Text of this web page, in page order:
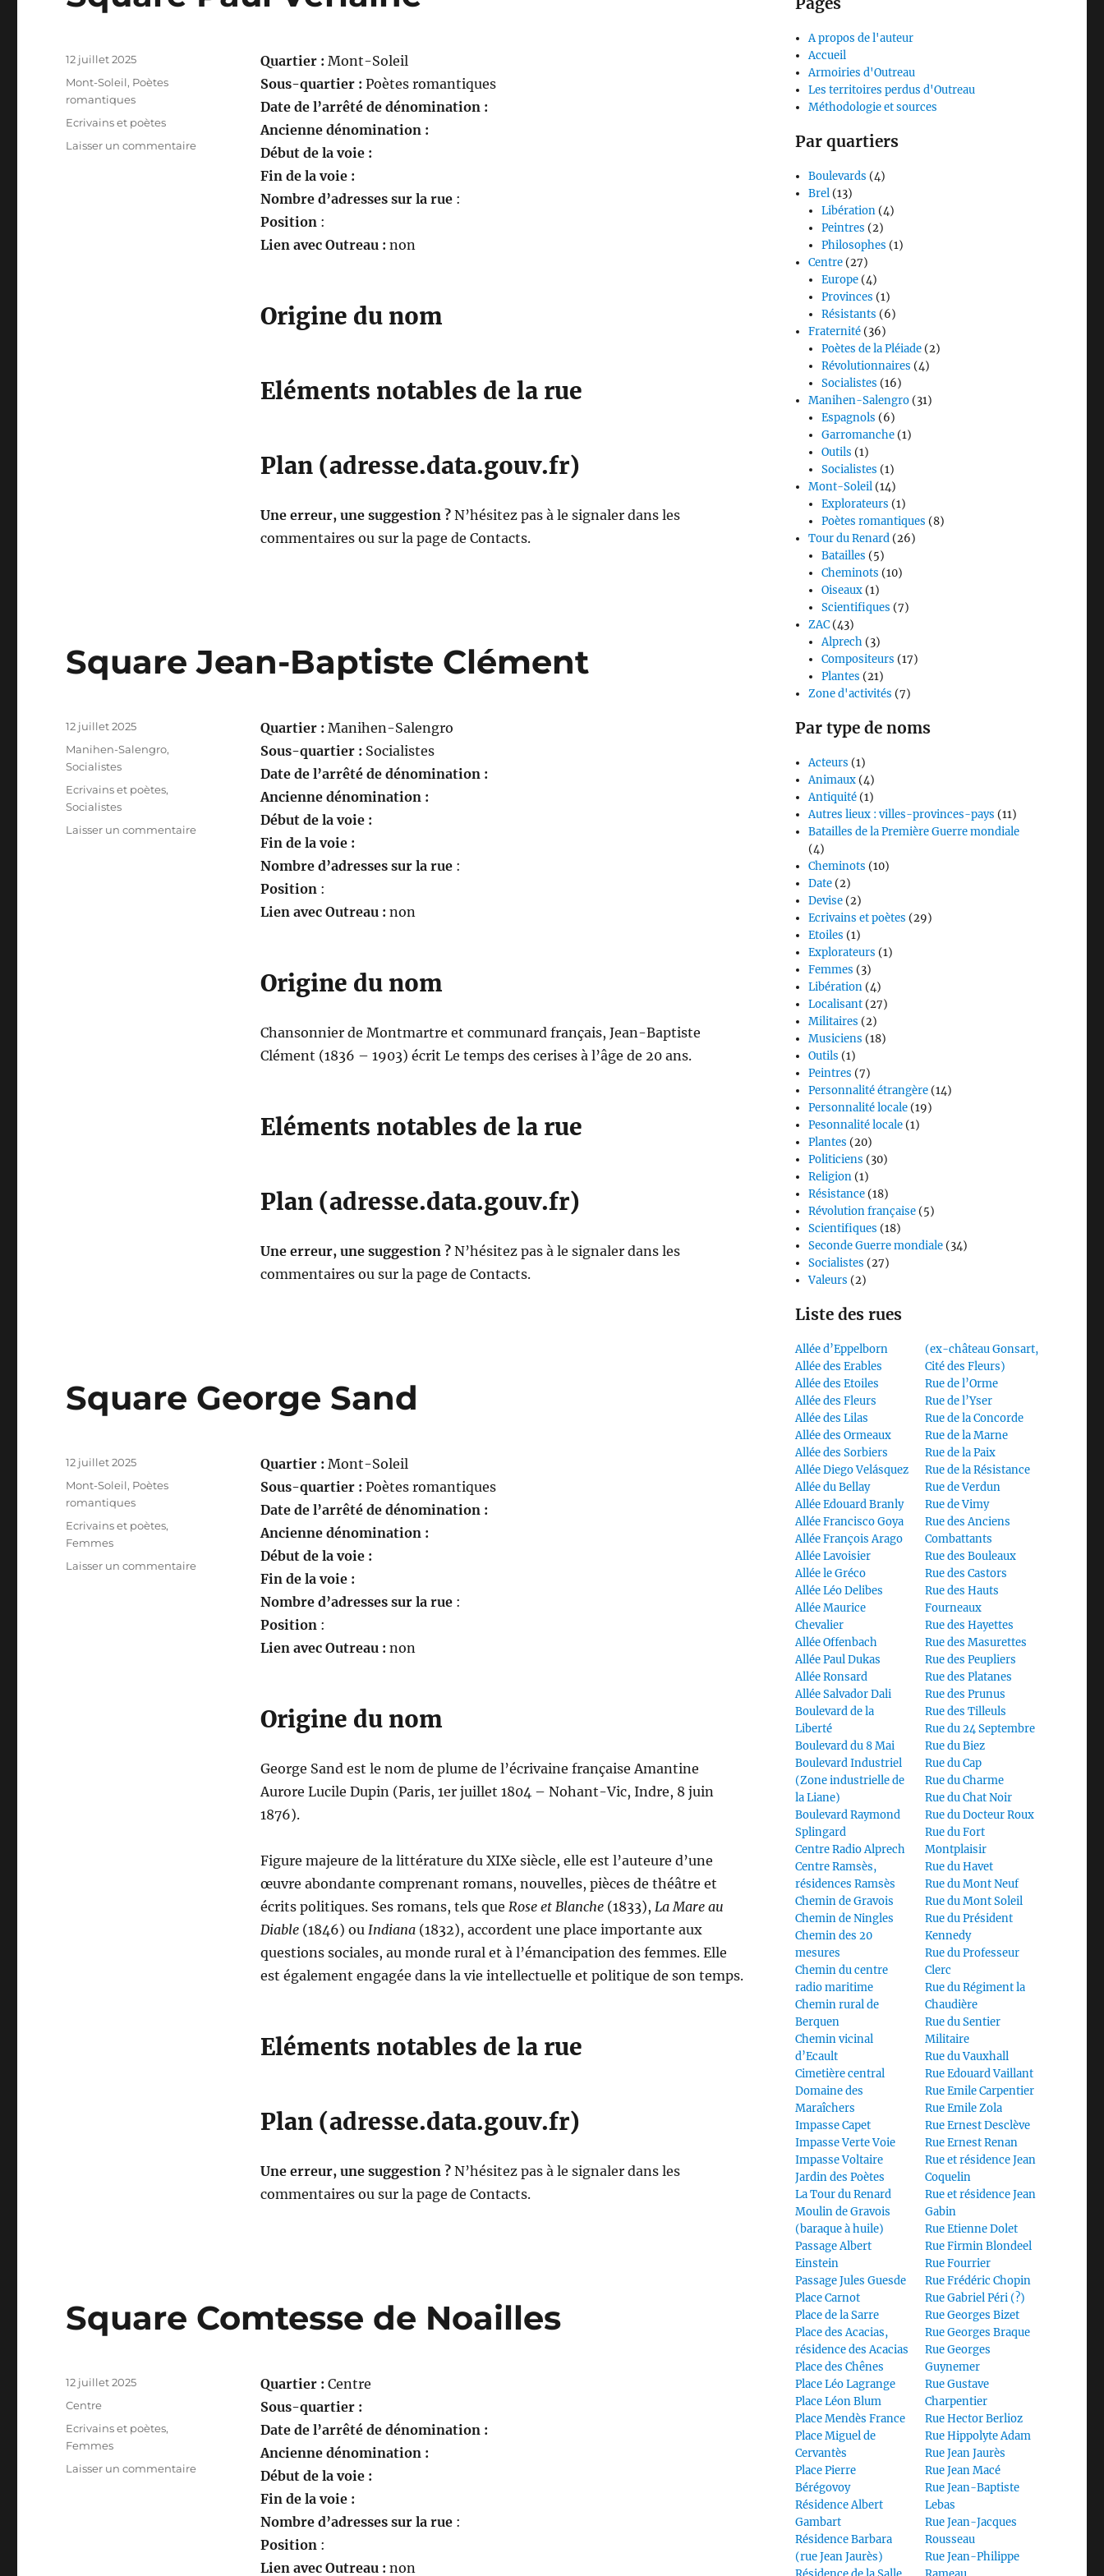
Quartier : Mont-Soleil
Sous-quartier : Poètes romantiques
Date de l’arrêté de dénomination :
Ancienne dénomination :
Début de la voie :
Fin de la voie :
Nombre d’adresses sur la rue:
Position:
Lien avec Outreau : non
Origine du nom
Eléments notables de la rue
Plan (adresse.data.gouv.fr)
Une erreur, une suggestion ?N’hésitez pas à le signaler dans les
commentaires ou sur la page de Contacts.
Publié
12 juillet 2025
Catégories
Mont-Soleil, Poètes
romantiques
Étiquettes
Ecrivains et poètes
Laisser un commentairesur
Square Jean-Baptiste Clément
Quartier : Manihen-Salengro
Sous-quartier : Socialistes
Date de l’arrêté de dénomination :
Ancienne dénomination :
Début de la voie :
Fin de la voie :
Nombre d’adresses sur la rue:
Position:
Lien avec Outreau : non
Origine du nom
Chansonnier de Montmartre et communard français, Jean-Baptiste
Clément (1836 – 1903) écrit Le temps des cerises à l’âge de 20 ans.
Eléments notables de la rue
Plan (adresse.data.gouv.fr)
Une erreur, une suggestion ?N’hésitez pas à le signaler dans les
commentaires ou sur la page de Contacts.
Publié
12 juillet 2025
Catégories
Manihen-Salengro,
Socialistes
Étiquettes
Ecrivains et poètes,
Socialistes
Laisser un commentairesur
Square George Sand
Quartier : Mont-Soleil
Sous-quartier : Poètes romantiques
Date de l’arrêté de dénomination :
Ancienne dénomination :
Début de la voie :
Fin de la voie :
Nombre d’adresses sur la rue:
Position:
Lien avec Outreau : non
Origine du nom
George Sand est le nom de plume de l’écrivaine française Amantine
Aurore Lucile Dupin (Paris, 1er juillet 1804 – Nohant-Vic, Indre, 8 juin
1876).
Figure majeure de la littérature du XIXe siècle, elle est l’auteure d’une
œuvre abondante comprenant romans, nouvelles, pièces de théâtre et
écrits politiques. Ses romans, tels que Rose et Blanche(1833), La Mare au
Diable(1846) ou Indiana(1832), accordent une place importante aux
questions sociales, au monde rural et à l’émancipation des femmes. Elle
est également engagée dans la vie intellectuelle et politique de son temps.
Eléments notables de la rue
Plan (adresse.data.gouv.fr)
Une erreur, une suggestion ?N’hésitez pas à le signaler dans les
commentaires ou sur la page de Contacts.
Publié
12 juillet 2025
Catégories
Mont-Soleil, Poètes
romantiques
Étiquettes
Ecrivains et poètes,
Femmes
Laisser un commentairesur
Square Comtesse de Noailles
Quartier : Centre
Sous-quartier :
Date de l’arrêté de dénomination :
Ancienne dénomination :
Début de la voie :
Fin de la voie :
Nombre d’adresses sur la rue:
Position:
Lien avec Outreau : non
Publié
12 juillet 2025
Catégories
Centre
Étiquettes
Ecrivains et poètes,
Femmes
Laisser un commentairesur
A propos de l'auteur
Accueil
Armoiries d'Outreau
Les territoires perdus d'Outreau
Méthodologie et sources
Par quartiers
Boulevards (4)
Brel (13)
Libération (4)
Peintres (2)
Philosophes (1)
Centre (27)
Europe (4)
Provinces (1)
Résistants (6)
Fraternité (36)
Poètes de la Pléiade (2)
Révolutionnaires (4)
Socialistes (16)
Manihen-Salengro (31)
Espagnols (6)
Garromanche (1)
Outils (1)
Socialistes (1)
Mont-Soleil (14)
Explorateurs (1)
Poètes romantiques (8)
Tour du Renard (26)
Batailles (5)
Cheminots (10)
Oiseaux (1)
Scientifiques (7)
ZAC (43)
Alprech (3)
Compositeurs (17)
Plantes (21)
Zone d'activités (7)
Par type de noms
Acteurs (1)
Animaux (4)
Antiquité (1)
Autres lieux : villes-provinces-pays (11)
Batailles de la Première Guerre mondiale
(4)
Cheminots (10)
Date (2)
Devise (2)
Ecrivains et poètes (29)
Etoiles (1)
Explorateurs (1)
Femmes (3)
Libération (4)
Localisant (27)
Militaires (2)
Musiciens (18)
Outils (1)
Peintres (7)
Personnalité étrangère (14)
Personnalité locale (19)
Pesonnalité locale (1)
Plantes (20)
Politiciens (30)
Religion (1)
Résistance (18)
Révolution française (5)
Scientifiques (18)
Seconde Guerre mondiale (34)
Socialistes (27)
Valeurs (2)
Liste des rues
Allée d’Eppelborn
Allée des Erables
Allée des Etoiles
Allée des Fleurs
Allée des Lilas
Allée des Ormeaux
Allée des Sorbiers
Allée Diego Velásquez
Allée du Bellay
Allée Edouard Branly
Allée Francisco Goya
Allée François Arago
Allée Lavoisier
Allée le Gréco
Allée Léo Delibes
Allée Maurice
Chevalier
Allée Offenbach
Allée Paul Dukas
Allée Ronsard
Allée Salvador Dali
Boulevard de la
Liberté
Boulevard du 8 Mai
Boulevard Industriel
(Zone industrielle de
la Liane)
Boulevard Raymond
Splingard
Centre Radio Alprech
Centre Ramsès,
résidences Ramsès
Chemin de Gravois
Chemin de Ningles
Chemin des 20
mesures
Chemin du centre
radio maritime
Chemin rural de
Berquen
Chemin vicinal
d’Ecault
Cimetière central
Domaine des
Maraîchers
Impasse Capet
Impasse Verte Voie
Impasse Voltaire
Jardin des Poètes
La Tour du Renard
Moulin de Gravois
(baraque à huile)
Passage Albert
Einstein
Passage Jules Guesde
Place Carnot
Place de la Sarre
Place des Acacias,
résidence des Acacias
Place des Chênes
Place Léo Lagrange
Place Léon Blum
Place Mendès France
Place Miguel de
Cervantès
Place Pierre
Bérégovoy
Résidence Albert
Gambart
Résidence Barbara
(rue Jean Jaurès)
(ex-château Gonsart,
Cité des Fleurs)
Rue de l’Orme
Rue de l’Yser
Rue de la Concorde
Rue de la Marne
Rue de la Paix
Rue de la Résistance
Rue de Verdun
Rue de Vimy
Rue des Anciens
Combattants
Rue des Bouleaux
Rue des Castors
Rue des Hauts
Fourneaux
Rue des Hayettes
Rue des Masurettes
Rue des Peupliers
Rue des Platanes
Rue des Prunus
Rue des Tilleuls
Rue du 24 Septembre
Rue du Biez
Rue du Cap
Rue du Charme
Rue du Chat Noir
Rue du Docteur Roux
Rue du Fort
Montplaisir
Rue du Havet
Rue du Mont Neuf
Rue du Mont Soleil
Rue du Président
Kennedy
Rue du Professeur
Clerc
Rue du Régiment la
Chaudière
Rue du Sentier
Militaire
Rue du Vauxhall
Rue Edouard Vaillant
Rue Emile Carpentier
Rue Emile Zola
Rue Ernest Desclève
Rue Ernest Renan
Rue et résidence Jean
Coquelin
Rue et résidence Jean
Gabin
Rue Etienne Dolet
Rue Firmin Blondeel
Rue Fourrier
Rue Frédéric Chopin
Rue Gabriel Péri (?)
Rue Georges Bizet
Rue Georges Braque
Rue Georges
Guynemer
Rue Gustave
Charpentier
Rue Hector Berlioz
Rue Hippolyte Adam
Rue Jean Jaurès
Rue Jean Macé
Rue Jean-Baptiste
Lebas
Rue Jean-Jacques
Rousseau
Rue Jean-Philippe